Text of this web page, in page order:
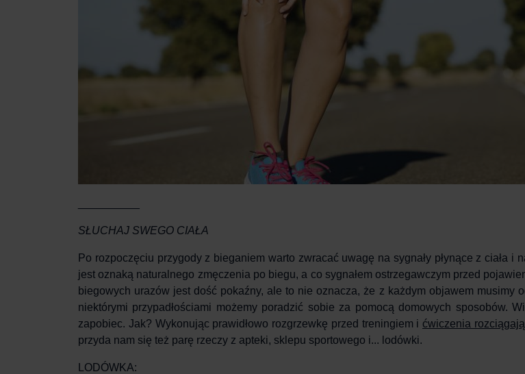
SŁUCHAJ SWEGO CIAŁA
Po rozpoczęciu przygody z bieganiem warto zwracać uwagę na sygnały płynące z ciała i
jest oznaką naturalnego zmęczenia po biegu, a co sygnałem ostrzegawczym przed
biegowych urazów jest dość pokaźny, ale to nie oznacza, że z każdym objawem musimy
niektórymi przypadłościami możemy poradzić sobie za pomocą domowych sposobów.
zapobiec. Jak? Wykonując prawidłowo rozgrzewkę przed treningiem i ćwiczenia
przyda nam się też parę rzeczy z apteki, sklepu sportowego i... lodówki.
LODÓWKA: